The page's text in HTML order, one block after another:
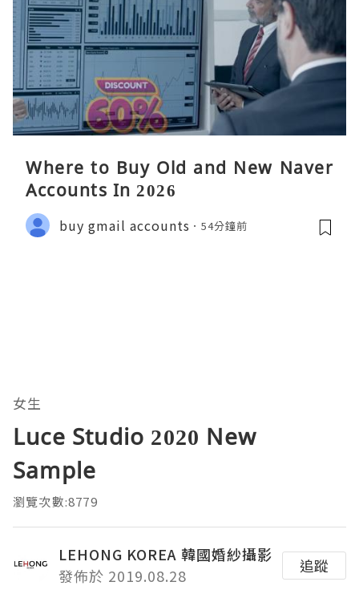
Where to Buy Old and New Naver
Accounts In 2026
buy gmail accounts 54分鐘前
女生
Luce Studio 2020 New
Sample
瀏覽次數:8779
LEHONG KOREA 韓國婚紗攝影
發佈於 2019.08.28
追蹤